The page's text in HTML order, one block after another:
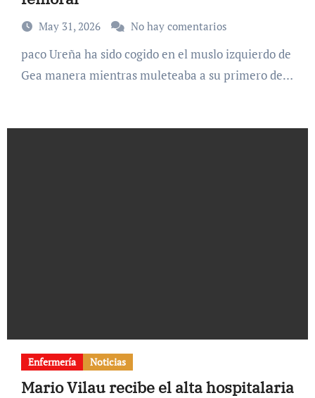
May 31, 2026 No hay comentarios
paco Ureña ha sido cogido en el muslo izquierdo de
Gea manera mientras muleteaba a su primero de…
Enfermería Noticias
Mario Vilau recibe el alta hospitalaria